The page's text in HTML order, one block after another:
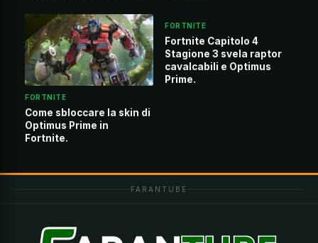
FORTNITE
Come sbloccare la skin di
Optimus Prime in
Fortnite.
FORTNITE
Fortnite Capitolo 4
Stagione 3 svela raptor
cavalcabili e Optimus
Prime.
FARANTUBE